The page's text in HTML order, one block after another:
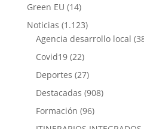
Green EU (14)
Noticias (1.123)
Agencia desarrollo local
Covid19(22)
Deportes (27)
Destacadas (908)
Formación (96)